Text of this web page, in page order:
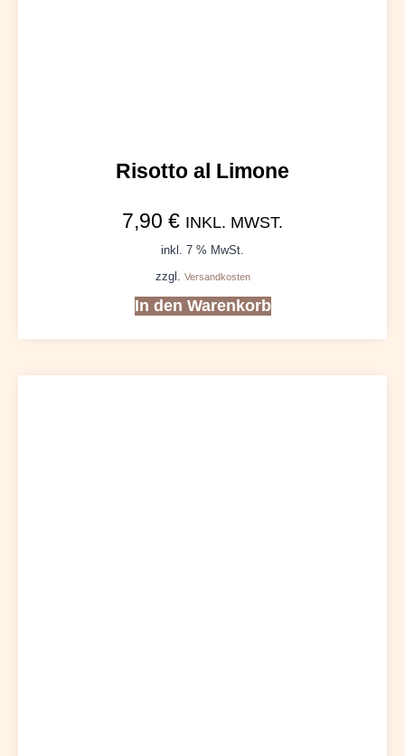
Risotto al Limone
7,90 € INKL. MWST.
inkl. 7 % MwSt.
zzgl. Versandkosten
In den Warenkorb